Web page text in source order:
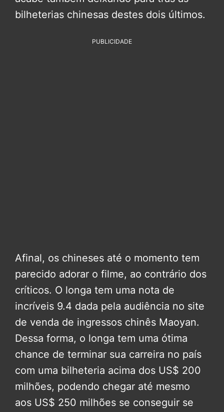
bilheterias chinesas destes dois últimos.
PUBLICIDADE
Afinal, os chineses até o momento tem
parecido adorar o filme, ao contrário dos
críticos. O longa tem uma nota de
incríveis 9.4 dada pela audiência no site
de venda de ingressos chinês Maoyan.
Dessa forma, o longa tem uma ótima
chance de terminar sua carreira no país
com uma bilheteria acima dos US$ 200
milhões, podendo chegar até mesmo
aos US$ 250 milhões se conseguir se